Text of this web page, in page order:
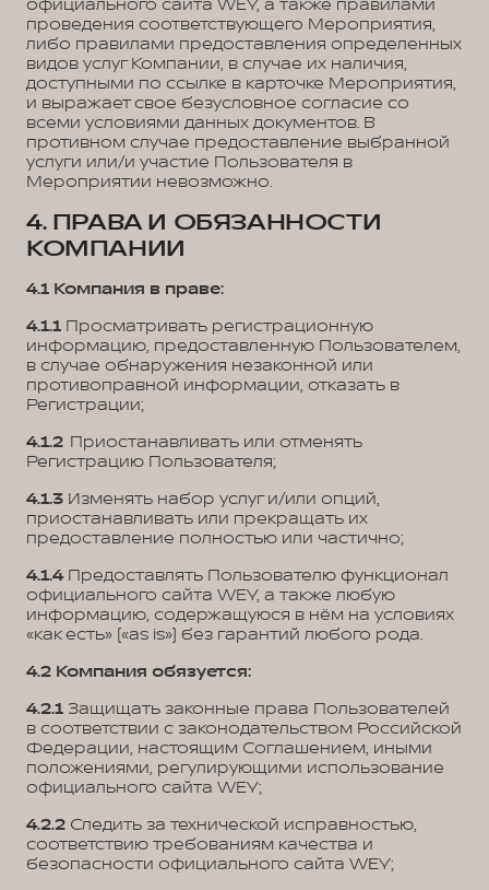
официального сайта WEY, а также правилами
проведения соответствующего Мероприятия,
либо правилами предоставления определенных
видов услуг Компании, в случае их наличия,
доступными по ссылке в карточке Мероприятия,
и выражает свое безусловное согласие со
всеми условиями данных документов. В
противном случае предоставление выбранной
услуги или/и участие Пользователя в
Мероприятии невозможно.
4. ПРАВА И ОБЯЗАННОСТИ
КОМПАНИИ
4.1 Компания в праве:
4.1.1 Просматривать регистрационную
информацию, предоставленную Пользователем,
в случае обнаружения незаконной или
противоправной информации, отказать в
Регистрации;
4.1.2 Приостанавливать или отменять
Регистрацию Пользователя;
4.1.3 Изменять набор услуг и/или опций,
приостанавливать или прекращать их
предоставление полностью или частично;
4.1.4Предоставлять Пользователю функционал
официального сайта WEY, а также любую
информацию, содержащуюся в нём на условиях
«как есть» («as is») без гарантий любого рода.
4.2 Компания обязуется:
4.2.1 Защищать законные права Пользователей
в соответствии с законодательством Российской
Федерации, настоящим Соглашением, иными
положениями, регулирующими использование
официального сайта WEY;
4.2.2 Следить за технической исправностью,
соответствию требованиям качества и
безопасности официального сайта WEY;